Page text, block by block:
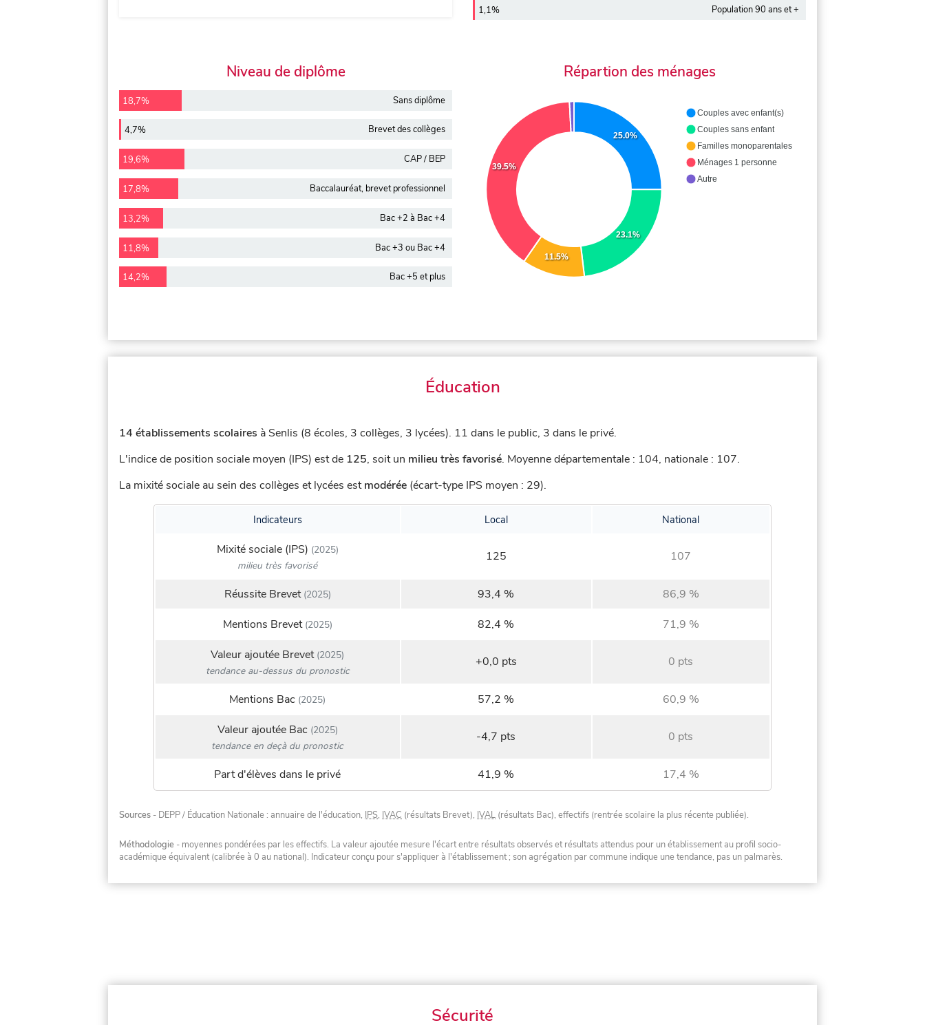
1,1% Population 90 ans et +
Niveau de diplôme
18,7% Sans diplôme
4,7% Brevet des collèges
19,6% CAP / BEP
17,8% Baccalauréat, brevet professionnel
13,2% Bac +2 à Bac +4
11,8% Bac +3 ou Bac +4
14,2% Bac +5 et plus
Répartion des ménages
25.0%
23.1%
11.5%
39.5%
Couples avec enfant(s)
Couples sans enfant
Familles monoparentales
Ménages 1 personne
Autre
Éducation
14 établissements scolaires à Senlis (8 écoles, 3 collèges, 3 lycées). 11 dans le public, 3 dans le privé.
L'indice de position sociale moyen (IPS) est de 125, soit un milieu très favorisé. Moyenne départementale : 104, nationale : 107.
La mixité sociale au sein des collèges et lycées estmodérée (écart-type IPS moyen : 29).
Indicateurs Local National
Mixité sociale (IPS) (2025)
milieu très favorisé
125 107
Réussite Brevet(2025) 93,4 %
86,9 %
Mentions Brevet(2025) 82,4 %
71,9 %
Valeur ajoutée Brevet(2025)
tendance au-dessus du pronostic
+0,0 pts 0 pts
Mentions Bac (2025) 57,2 %
60,9 %
Valeur ajoutée Bac (2025)
tendance en deçà du pronostic
-4,7 pts 0 pts
Part d'élèves dans le privé 41,9 % 17,4 %
Sources - DEPP / Éducation Nationale : annuaire de l'éducation, IPS, IVAC (résultats Brevet), IVAL (résultats Bac), effectifs (rentrée scolaire la plus récente publiée).
Méthodologie - moyennes pondérées par les effectifs. La valeur ajoutée mesure l'écart entre résultats observés et résultats attendus pour un établissement au profil socio-
académique équivalent (calibrée à 0 au national). Indicateur conçu pour s'appliquer à l'établissement ; son agrégation par commune indique une tendance, pas un palmarès.
Sécurité